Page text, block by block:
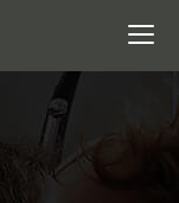
Toggle
搜尋